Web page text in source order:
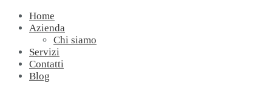
Home
Azienda
Chi siamo
Servizi
Contatti
Blog